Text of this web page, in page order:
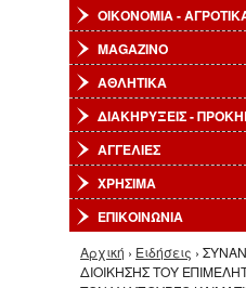
ΟΙΚΟΝΟΜΙΑ -
MAGAZINO
ΑΘΛΗΤΙΚΑ
ΔΙΑΚΗΡΥΞΕΙΣ -
ΑΓΓΕΛΙΕΣ
ΧΡΗΣΙΜΑ
ΕΠΙΚΟΙΝΩΝΙΑ
Είστε εδώ
Αρχική › Ειδήσεις ›
ΔΙΟΙΚΗΣΗΣ ΤΟΥ